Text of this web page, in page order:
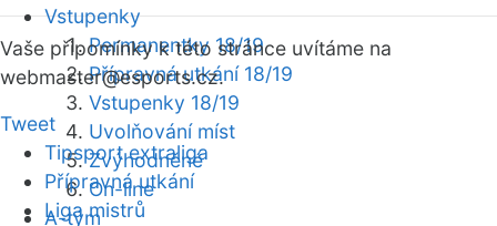
Vstupenky
Permanentky 18/19
Přípravná utkání 18/19
Vstupenky 18/19
Uvolňování míst
Zvýhodněné
On-line
A-tým
Vaše připomínky k této stránce uvítáme na
webmaster@esports.cz.
Tweet
Tipsport extraliga
Přípravná utkání
Liga mistrů